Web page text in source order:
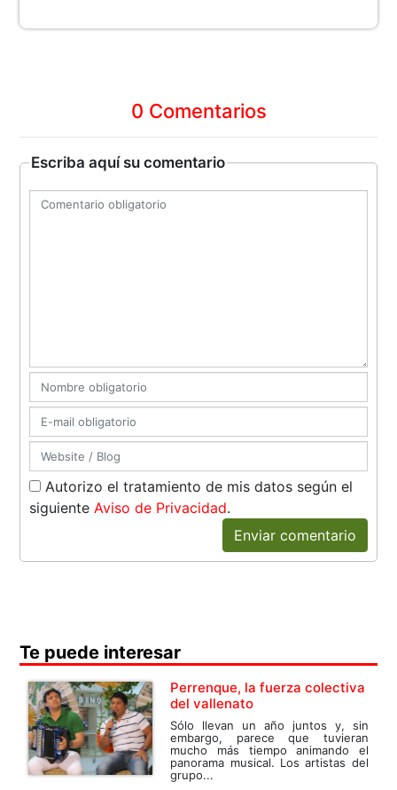
0 Comentarios
Escriba aquí su comentario
Autorizo el tratamiento de mis datos según el
siguiente Aviso de Privacidad.
Enviar comentario
Te puede interesar
Perrenque, la fuerza colectiva
del vallenato
Sólo llevan un año juntos y, sin
embargo, parece que tuvieran
mucho más tiempo animando el
panorama musical. Los artistas del
grupo...